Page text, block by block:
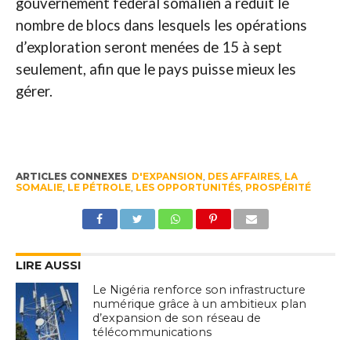
nombre de blocs dans lesquels les opérations
d’exploration seront menées de 15 à sept
seulement, afin que le pays puisse mieux les
gérer.
ARTICLES CONNEXES D'EXPANSION DES AFFAIRES, LA
SOMALIE, LE PÉTROLE, LES OPPORTUNITÉS, PROSPÉRITÉ
LIRE AUSSI
Le Nigéria renforce son infrastructure
numérique grâce à un ambitieux plan
d’expansion de son réseau de
télécommunications